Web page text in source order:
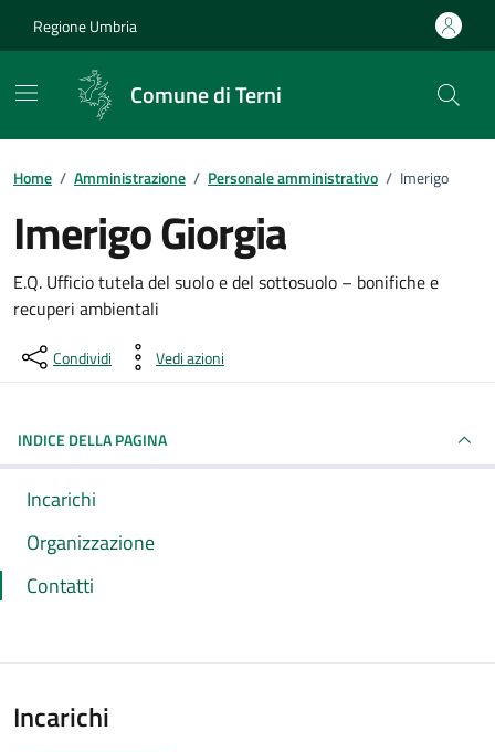
Regione Umbria
Comune di Terni
Home / Amministrazione / Personale amministrativo / Imerigo
Imerigo Giorgia
Dettagli della persona pubblica
E.Q. Ufficio tutela del suolo e del sottosuolo – bonifiche e
recuperi ambientali
Condividi Vedi azioni
INDICE DELLA PAGINA
Incarichi
Organizzazione
Contatti
Incarichi